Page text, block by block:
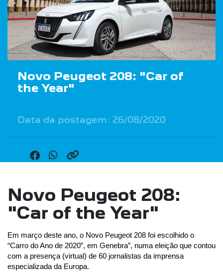
Novo Peugeot 208: "Car of
the Year"
Data da postagem: 26/08/2020
Novo Peugeot 208:
"Car of the Year"
Em março deste ano, o Novo Peugeot 208 foi escolhido o
“Carro do Ano de 2020”, em Genebra”, numa eleição que contou
com a presença (virtual) de 60 jornalistas da imprensa
especializada da Europa.